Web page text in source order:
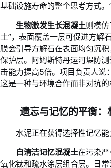
基础设施寿命的整个思考方式。
生物激发生长混凝土则模
土”，表面覆盖一层可促进方解
膜会引导方解石在表面均匀沉
保护层。阿姆斯特丹运河堤防
击能力提高5倍。项目负责人说
这是一种与环境合作而非对抗的
遗忘与记忆的平衡：
水泥正在获得选择性记忆能
自清洁记忆混凝土在污染
氧化钛和疏水涂层组合层。日